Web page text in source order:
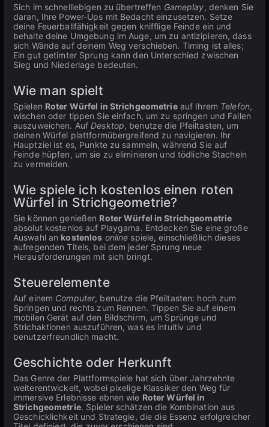
Sich im schnelllebigen zu übertreffen Gameplay, denken Sie
daran, Ihre Power-Ups mit Bedacht einzusetzen. Setze
deine Feuerballfähigkeit gegen knifflige Feinde ein und
behalte deine Umgebung im Auge, um zu antizipieren, dass
sich Wände auf deinem Weg verschieben. Timing ist alles;
Ein gut getimter Sprung kann den Unterschied zwischen
Sieg und Niederlage bedeuten.
Wie man spielt
Spielen Roter Würfel in Strichgeometrieauf Ihrem Telefon,
wischen oder tippen Sie einfach, um zu springen und Fallen
auszuweichen. Auf Desktop, benutze die Pfeiltasten, um
deinen Würfel plattformübergreifend zu navigieren. Ihr
Hauptziel ist es, Punkte zu sammeln, während Sie auf
Feinde hüpfen, um sie zu eliminieren und tödliche Stacheln
zu vermeiden.
Wie spiele ich kostenlos einen roten
Würfel in Strichgeometrie?
Sie können genießen Roter Würfel in Strichgeometrie
absolut kostenlos auf Playgama. Entdecken Sie eine große
Auswahl an kostenlos online spiele, einschließlich dieses
aufregenden Titels, bei dem jeder Sprung neue
Herausforderungen mit sich bringt.
Steuerelemente
Auf einem Computer, benutze die Pfeiltasten: hoch zum
Springen und rechts zum Rennen. Tippen Sie auf einem
mobilen Gerät auf den Bildschirm, um Sprünge und
Strichaktionen auszuführen, was es intuitiv und
benutzerfreundlich macht.
Geschichte oder Herkunft
Das Genre der Plattformspiele hat sich über Jahrzehnte
weiterentwickelt, wobei pixelige Klassiker den Weg für
immersive Erlebnisse ebnen wie Roter Würfel in
Strichgeometrie. Spieler schätzen die Kombination aus
Geschicklichkeit und Strategie, die die Essenz erfolgreicher